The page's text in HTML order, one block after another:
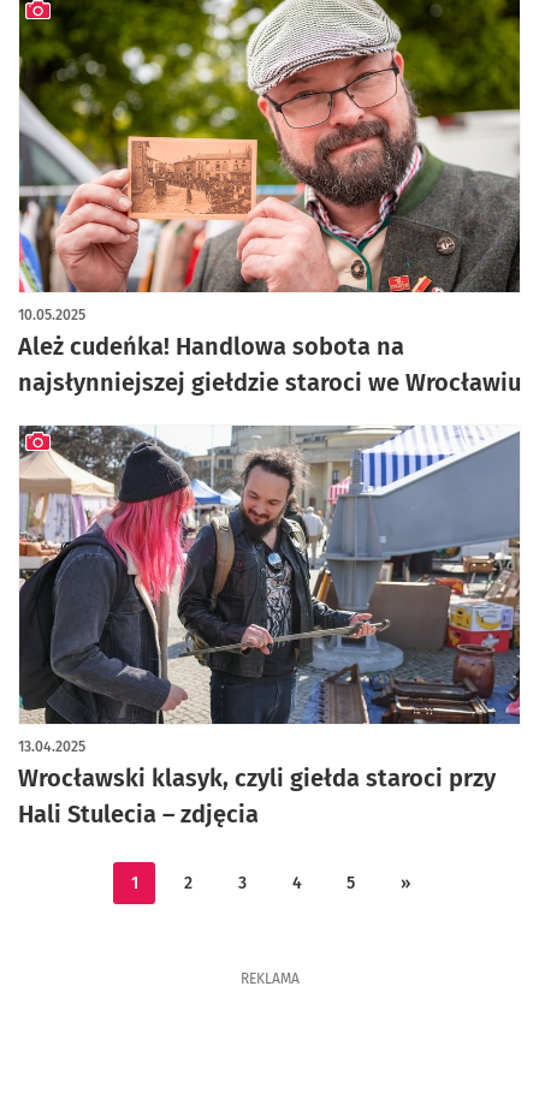
Ależ cudeńka! Handlowa sobota na
najsłynniejszej giełdzie staroci we Wrocławiu
10.05.2025
artykuł z galerią zdjęć
Wrocławski klasyk, czyli giełda staroci przy
Hali Stulecia – zdjęcia
13.04.2025
artykuł z galerią zdjęć
1 2 3 4 5 »
REKLAMA